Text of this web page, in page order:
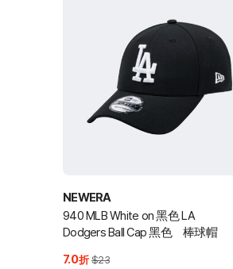
NEWERA
940 MLB White on 黑色 LA
Dodgers Ball Cap 黑色 棒球帽
7.0折 $23